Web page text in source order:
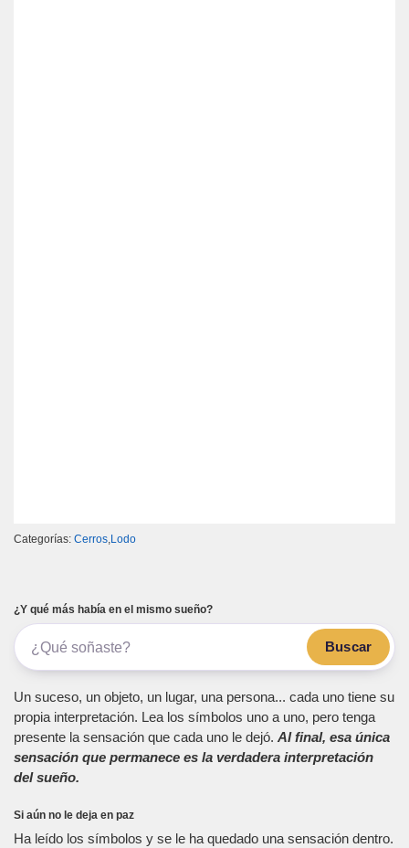
Categorías: Cerros,Lodo
¿Y qué más había en el mismo sueño?
Buscar
Un suceso, un objeto, un lugar, una persona... cada uno tiene su
propia interpretación. Lea los símbolos uno a uno, pero tenga
presente la sensación que cada uno le dejó. Al final, esa única
sensación que permanece es la verdadera interpretación
del sueño.
Si aún no le deja en paz
Ha leído los símbolos y se le ha quedado una sensación dentro.